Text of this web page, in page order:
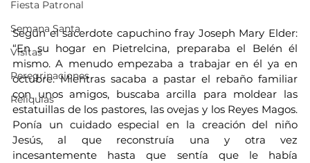
Fiesta Patronal
Semana Santa
Visitas
Peregrinaciones
Reliquias
Según el sacerdote capuchino fray Joseph Mary Elder:
“En su hogar en Pietrelcina, preparaba el Belén él
mismo. A menudo empezaba a trabajar en él ya en
octubre. Mientras sacaba a pastar el rebaño familiar
con unos amigos, buscaba arcilla para moldear las
estatuillas de los pastores, las ovejas y los Reyes Magos.
Ponía un cuidado especial en la creación del niño
Jesús, al que reconstruía una y otra vez
incesantemente hasta que sentía que le había